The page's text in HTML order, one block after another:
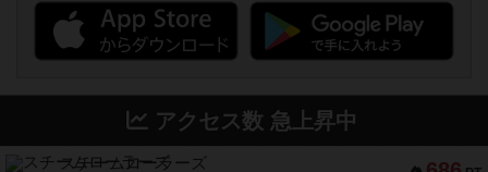
アクセス数 急上昇中
スチームローラーズ